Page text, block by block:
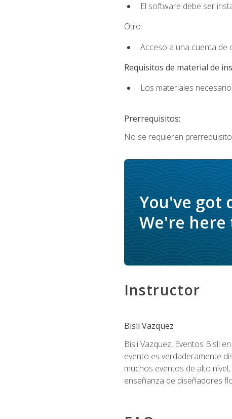
El software debe ser
Otro:
Acceso a una cuenta
Requisitos de material de
Los materiales
Prerrequisitos:
No se requieren
You've got
We're here
Instructor
Bisli Vazquez
Bisli Vazquez, Eventos Bisli
evento es verdaderamente
muchos eventos de alto
enseñanza de diseñadores